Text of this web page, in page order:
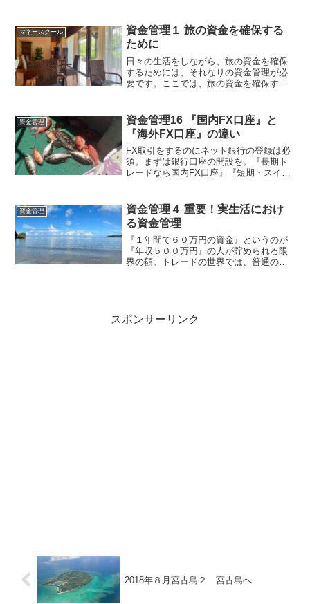
マネースクール
資金管理１ 旅の資金を確保する
ために
日々の生活をしながら、旅の資金を確保
するためには、それなりの資金管理が必
要です。ここでは、旅の資金を確保する
も、超有名ですね。 (function(b,c,f,g,a,...
資金管理
資金管理16 『国内FX口座』と
『海外FX口座』の違い
FX取引をするのにネット銀行の登録は必
須。まずは銀行口座の開設を。『長期ト
レードなら国内FX口座』『短期・スイン
えよう。
資金管理
資金管理４ 重要！実生活におけ
る資金管理
『１年間で６０万円の資金』というのが
『年収５００万円』の人が貯められる限
界の額。トレードの世界では、普通の会
スポンサーリンク
2018年８月宮古島２ 宮古島へ